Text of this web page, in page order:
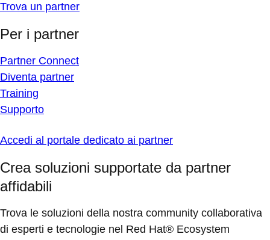
Trova un partner
Per i partner
Partner Connect
Diventa partner
Training
Supporto
Accedi al portale dedicato ai partner
Crea soluzioni supportate da partner
affidabili
Trova le soluzioni della nostra community collaborativa
di esperti e tecnologie nel Red Hat® Ecosystem